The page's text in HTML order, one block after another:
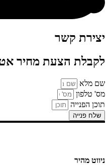
יצירת קשר
לקבלת הצעת מחיר
שם מלא
מס' טלפון
תוכן הפנייה
שלח פנייה
ניווט מהיר